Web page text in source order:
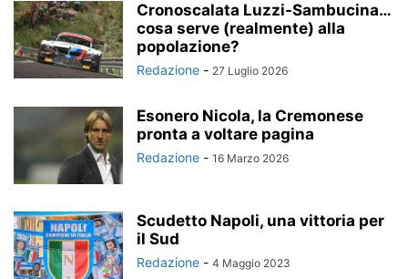
Cronoscalata Luzzi-Sambucina…
cosa serve (realmente) alla
popolazione?
Redazione - 27 Luglio 2026
Esonero Nicola, la Cremonese
pronta a voltare pagina
Redazione - 16 Marzo 2026
Scudetto Napoli, una vittoria per
il Sud
Redazione - 4 Maggio 2023